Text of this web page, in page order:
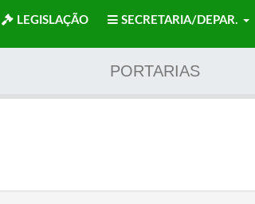
LEGISLAÇÃO SECRETARIA/DEPAR.
PORTARIAS